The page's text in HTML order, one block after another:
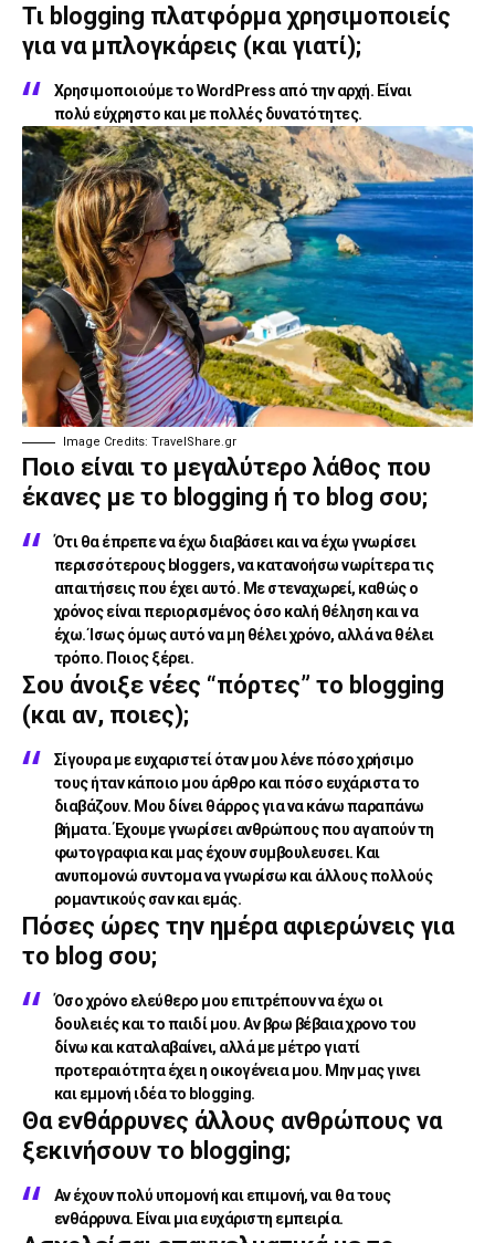
Τι blogging πλατφόρμα χρησιμοποιείς
για να μπλογκάρεις (και γιατί);
Χρησιμοποιούμε το WordPress από την αρχή. Είναι
πολύ εύχρηστο και με πολλές δυνατότητες.
Image Credits: TravelShare.gr
Ποιο είναι το μεγαλύτερο λάθος που
έκανες με το blogging ή το blog σου;
Ότι θα έπρεπε να έχω διαβάσει και να έχω γνωρίσει
περισσότερους bloggers, να κατανοήσω νωρίτερα τις
απαιτήσεις που έχει αυτό. Με στεναχωρεί, καθώς ο
χρόνος είναι περιορισμένος όσο καλή θέληση και να
έχω. Ίσως όμως αυτό να μη θέλει χρόνο, αλλά να θέλει
τρόπο. Ποιος ξέρει.
Σου άνοιξε νέες “πόρτες” το blogging
(και αν, ποιες);
Σίγουρα με ευχαριστεί όταν μου λένε πόσο χρήσιμο
τους ήταν κάποιο μου άρθρο και πόσο ευχάριστα το
διαβάζουν. Μου δίνει θάρρος για να κάνω παραπάνω
βήματα. Έχουμε γνωρίσει ανθρώπους που αγαπούν τη
φωτογραφια και μας έχουν συμβουλευσει. Και
ανυπομονώ συντομα να γνωρίσω και άλλους πολλούς
ρομαντικούς σαν και εμάς.
Πόσες ώρες την ημέρα αφιερώνεις για
το blog σου;
Όσο χρόνο ελεύθερο μου επιτρέπουν να έχω οι
δουλειές και το παιδί μου. Αν βρω βέβαια χρονο του
δίνω και καταλαβαίνει, αλλά με μέτρο γιατί
προτεραιότητα έχει η οικογένεια μου. Μην μας γινει
και εμμονή ιδέα το blogging.
Θα ενθάρρυνες άλλους ανθρώπους να
ξεκινήσουν το blogging;
Αν έχουν πολύ υπομονή και επιμονή, ναι θα τους
ενθάρρυνα. Είναι μια ευχάριστη εμπειρία.